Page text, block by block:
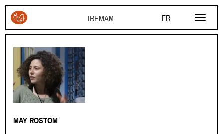
FR
EN
Aller au contenu principal
MAY ROSTOM